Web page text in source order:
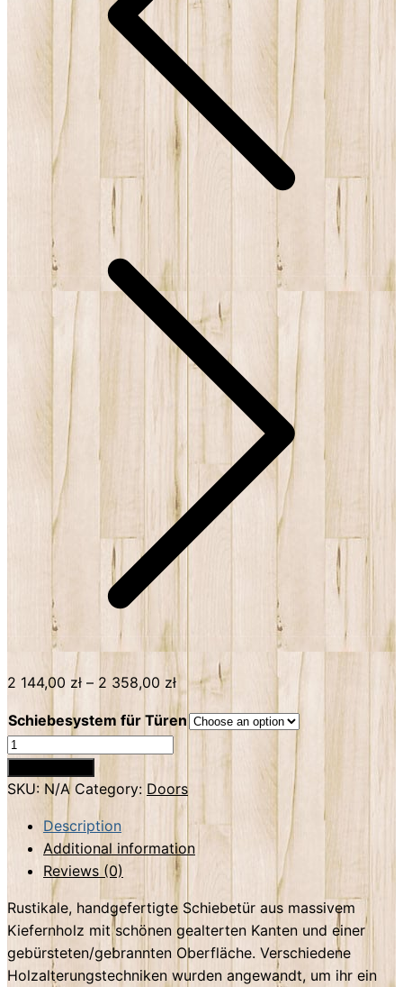
2 144,00 zł – 2 358,00 zł
Schiebesystem für Türen
Rustikale
Schiebetür
wiedergewonnenes
weiß
quantity
SKU: N/A Category: Doors
Description
Additional information
Reviews (0)
Rustikale, handgefertigte Schiebetür aus massivem
Kiefernholz mit schönen gealterten Kanten und einer
gebürsteten/gebrannten Oberfläche. Verschiedene
Holzalterungstechniken wurden angewandt, um ihr ein